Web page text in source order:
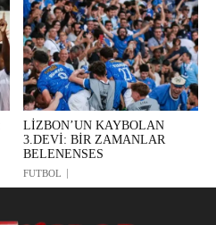
LİZBON’UN KAYBOLAN
3.DEVİ: BİR ZAMANLAR
BELENENSES
FUTBOL